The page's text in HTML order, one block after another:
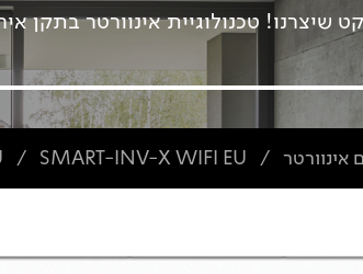
שיצרנו! טכנולוגיית אינוורטר בתקן
אינוורטר /
SMART-INV-X WIFI EU
/